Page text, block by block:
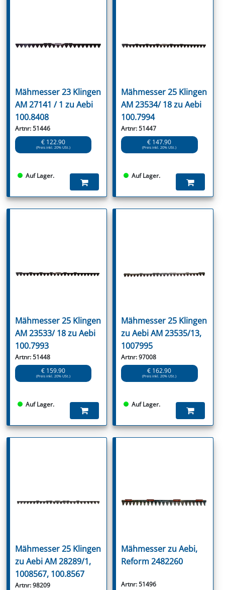
Mähmesser 23 Klingen
AM 27141 / 1 zu Aebi
100.8408
Artnr: 51446
€ 122.90
(Preis inkl. 20% USt.)
Auf Lager.
Mähmesser 25 Klingen
AM 23534/ 18 zu Aebi
100.7994
Artnr: 51447
€ 147.90
(Preis inkl. 20% USt.)
Auf Lager.
Mähmesser 25 Klingen
AM 23533/ 18 zu Aebi
100.7993
Artnr: 51448
€ 159.90
(Preis inkl. 20% USt.)
Auf Lager.
Mähmesser 25 Klingen
zu Aebi AM 23535/13,
1007995
Artnr: 97008
€ 162.90
(Preis inkl. 20% USt.)
Auf Lager.
Mähmesser 25 Klingen
zu Aebi AM 28289/1,
1008567, 100.8567
Artnr: 98209
Mähmesser zu Aebi,
Reform 2482260
Artnr: 51496